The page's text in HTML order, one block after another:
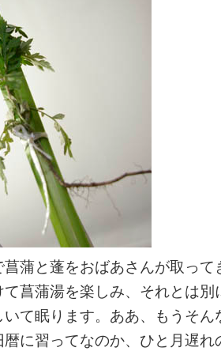
蒲と蓬をおばあさんが取って
て菖蒲湯を楽しみ、それとは
て眠ります。ああ、もうそん
に習ってなのか、ひと月遅れ